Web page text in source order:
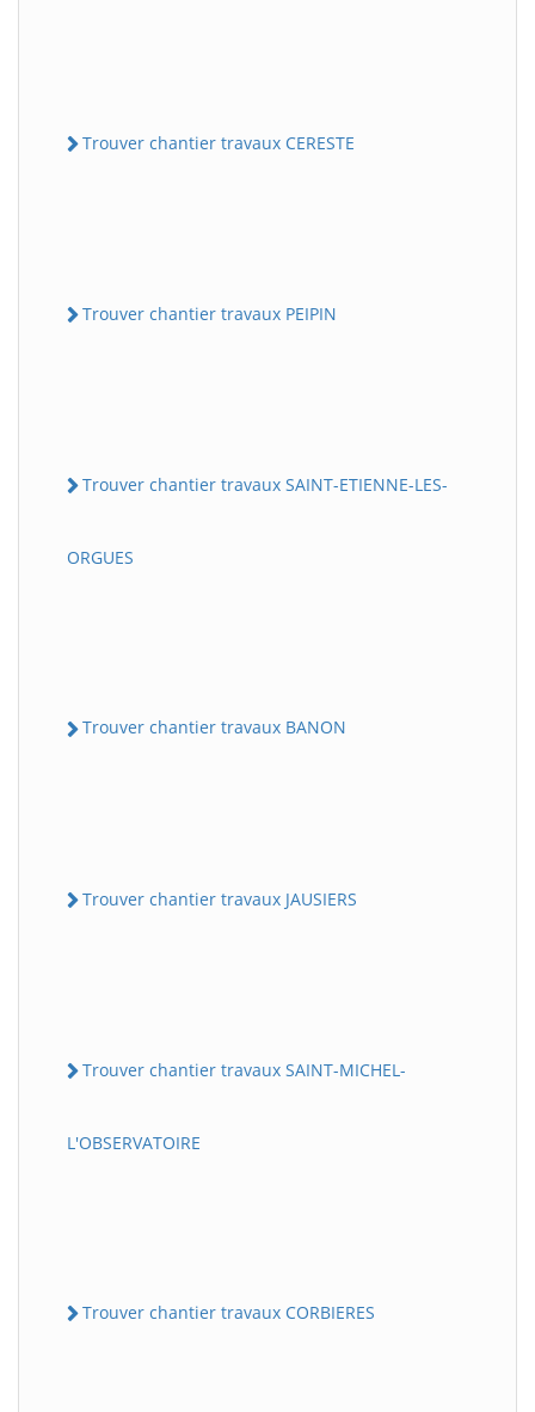
Trouver chantier travaux CERESTE
Trouver chantier travaux PEIPIN
Trouver chantier travaux SAINT-ETIENNE-LES-
ORGUES
Trouver chantier travaux BANON
Trouver chantier travaux JAUSIERS
Trouver chantier travaux SAINT-MICHEL-
L'OBSERVATOIRE
Trouver chantier travaux CORBIERES